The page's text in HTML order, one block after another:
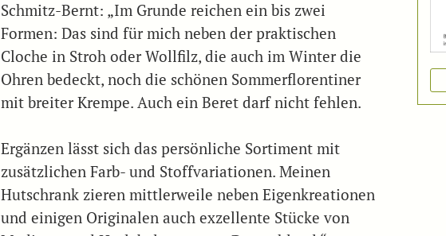
Schmitz-Bernt: „Im Grunde reichen ein bis zwei
Formen: Das sind für mich neben der praktischen
Cloche in Stroh oder Wollfilz, die auch im Winter die
Ohren bedeckt, noch die schönen Sommerflorentiner
mit breiter Krempe. Auch ein Beret darf nicht fehlen.
Ergänzen lässt sich das persönliche Sortiment mit
zusätzlichen Farb- und Stoffvariationen. Meinen
Hutschrank zieren mittlerweile neben Eigenkreationen
und einigen Originalen auch exzellente Stücke von